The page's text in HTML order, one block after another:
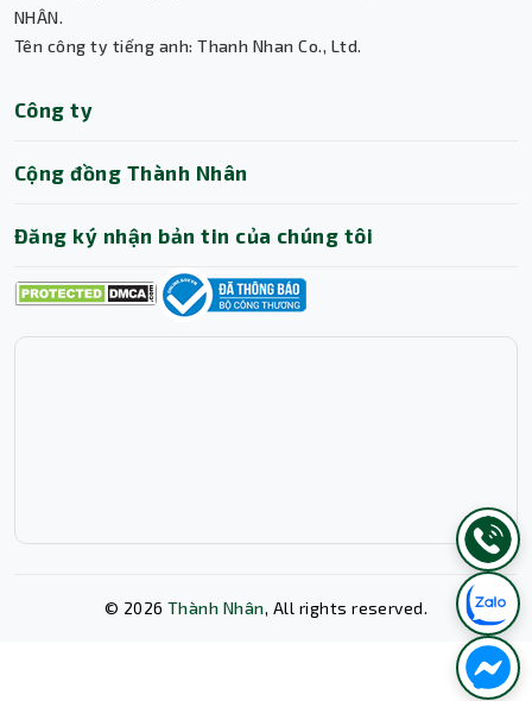
NHÂN.
Tên công ty tiếng anh: Thanh Nhan Co., Ltd.
Công ty
Cộng đồng Thành Nhân
Đăng ký nhận bản tin của chúng tôi
© 2026 Thành Nhân, All rights reserved.
Trợ lý AI • Phản hồi tức thì